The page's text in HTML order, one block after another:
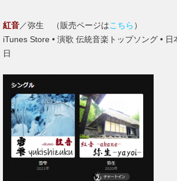
紅音／弥生 （販売ページはこちら ）
iTunes Store • 演歌 伝統音楽トップソング • 日
日